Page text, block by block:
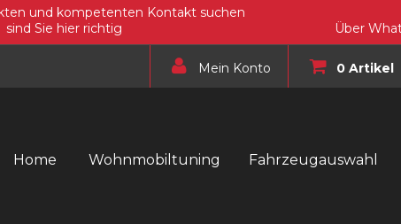
und kompetenten Kontakt suchen
sind Sie hier richtig
Über
Mein Konto 0 Artikel
Home Wohnmobiltuning Fahrzeugauswahl